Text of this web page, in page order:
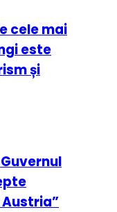
cele mai
este
și